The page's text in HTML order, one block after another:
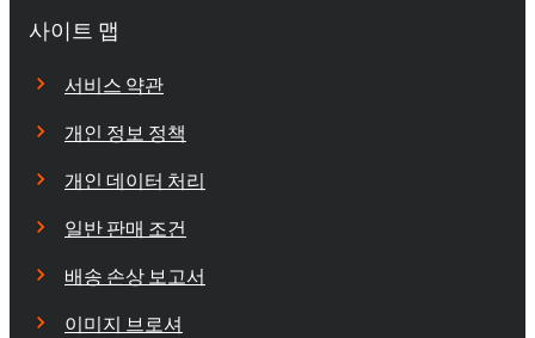
사이트 맵
서비스 약관
개인 정보 정책
개인 데이터 처리
일반 판매 조건
배송 손상 보고서
이미지 브로셔